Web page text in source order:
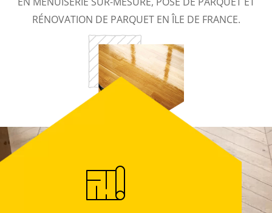
RÉNOVATION DE PARQUET EN ÎLE DE FRANCE.